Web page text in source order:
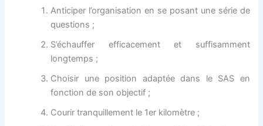
Anticiper l’organisation en se posant une série de
questions ;
S’échauffer efficacement et suffisamment
longtemps ;
Choisir une position adaptée dans le SAS en
fonction de son objectif ;
Courir tranquillement le 1er kilomètre ;